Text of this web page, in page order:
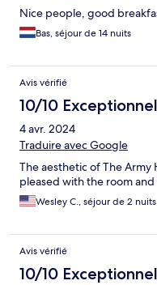
Nice people, good
Bas, séjour de 14 nuits
Avis vérifié
10/10 Exceptionnel
4 avr. 2024
Traduire avec Google
The aesthetic of The Army
pleased with the room
Wesley C., séjour de 2 nuits
Avis vérifié
10/10 Exceptionnel